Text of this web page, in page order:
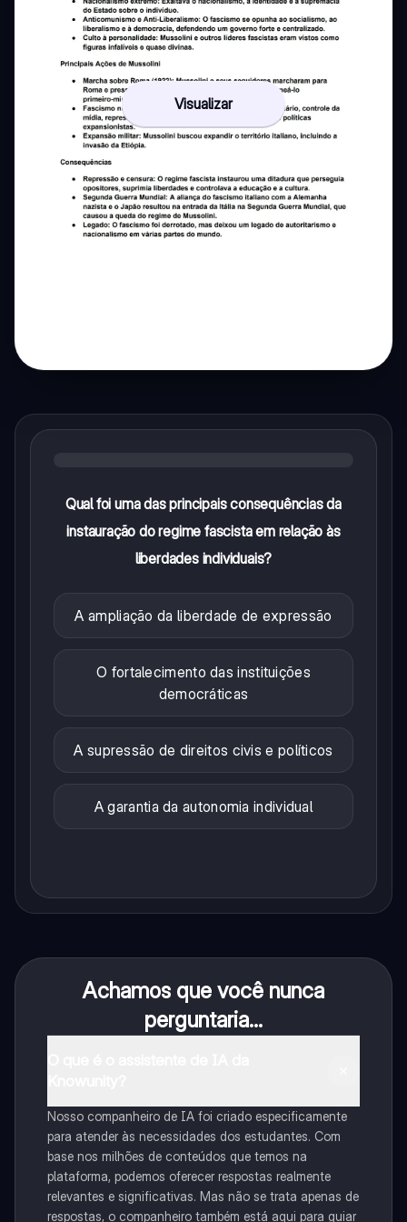
Visualizar
Qual foi uma das principais consequências da
instauração do regime fascista em relação às
liberdades individuais?
A ampliação da liberdade de expressão
O fortalecimento das instituições
democráticas
A supressão de direitos civis e políticos
A garantia da autonomia individual
Achamos que você nunca
perguntaria...
Nosso companheiro de IA foi criado especificamente
para atender às necessidades dos estudantes. Com
base nos milhões de conteúdos que temos na
plataforma, podemos oferecer respostas realmente
relevantes e significativas. Mas não se trata apenas de
respostas, o companheiro também está aqui para guiar